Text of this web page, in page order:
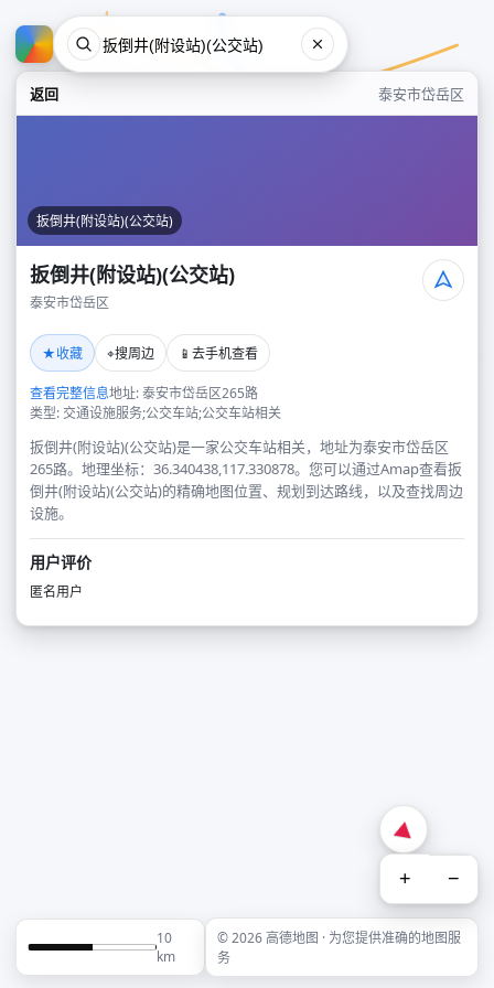
返回 泰安市岱岳区
扳倒井(附设站)(公交站)
扳倒井(附设站)(公交站)
泰安市岱岳区
★收藏 ⌖搜周边 📱 去手机查看
查看完整信息地址: 泰安市岱岳区265路
类型: 交通设施服务;公交车站;公交车站相关
扳倒井(附设站)(公交站)是一家公交车站相关，地址为泰安市岱岳区
265路。地理坐标：36.340438,117.330878。您可以通过Amap查看扳
倒井(附设站)(公交站)的精确地图位置、规划到达路线，以及查找周边
设施。
用户评价
匿名用户
+ −
10
km
© 2026 高德地图 · 为您提供准确的地图服
务